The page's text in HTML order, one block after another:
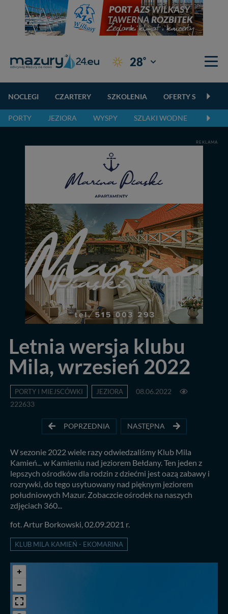
28° Giżycko
NOCLEGI CZARTERY SZKOLENIA OFERTY
PORTY JEZIORA WYSPY SZLAKI WODNE
REKLAMA
Letnia wersja klubu
Mila, wrzesień 2022
PORTY I MIEJSCÓWKI JEZIORA
08.06.2022
222633
POPRZEDNIA NASTĘPNA
W sezonie 2022 wiele razy odwiedzaliśmy Klub Mila
Kamień... w Kamieniu nad jeziorem Bełdany. Ten jeden z
lepszych ośrodków dla rodzin z dziećmi jest oazą zabawy i
rozrywki, do tego usytuowany nad pięknym jeziorem
południowych Mazur. Zobaczcie ośrodek na naszych
zdjęciach 360...
fot. Artur Borkowski, 02.09.2021 r.
KLUB MILA KAMIEŃ - EKOMARINA